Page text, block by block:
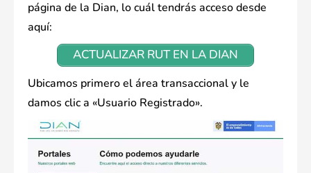
página de la Dian, lo cuál tendrás acceso desde
aquí:
ACTUALIZAR RUT EN LA DIAN
Ubicamos primero el área transaccional y le
damos clic a «Usuario Registrado».